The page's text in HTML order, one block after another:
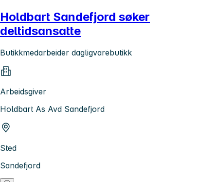
Holdbart Sandefjord søker
deltidsansatte
Butikkmedarbeider dagligvarebutikk
Arbeidsgiver
Holdbart As Avd Sandefjord
Sted
Sandefjord